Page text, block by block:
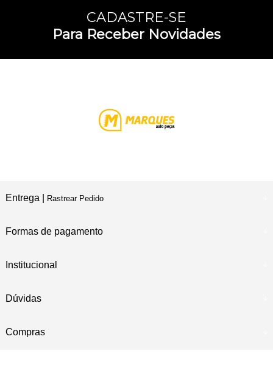
CADASTRE-SE
Para Receber Novidades
Entrega | Rastrear Pedido
Formas de pagamento
Institucional
Dúvidas
Compras